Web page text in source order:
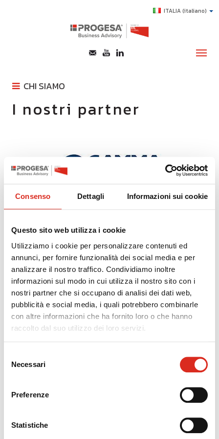
Consenso Dettagli Informazioni sui cookie
Questo sito web utilizza i cookie
Utilizziamo i cookie per personalizzare contenuti ed
annunci, per fornire funzionalità dei social media e per
analizzare il nostro traffico. Condividiamo inoltre
informazioni sul modo in cui utilizza il nostro sito con i
nostri partner che si occupano di analisi dei dati web,
pubblicità e social media, i quali potrebbero combinarle
con altre informazioni che ha fornito loro o che hanno
raccolto dal suo utilizzo dei loro servizi.
delNecessari
Preferenze
Statistiche
ITALIA(italiano)
SERVIZI
E-LEARNING
SUCCESS STORY
CHI SIAMO
LA NOSTRA STORIA
ETL GLOBAL
HANNO SCELTO PROGESA
BROCHURE
I nostri partner
Gamma Servizi
Il nostro partner strategico per quanto riguardano le
opportunità di accesso a finanziamenti e sgravi fiscali
nel campo della formazione e della ricerca, L'unione
delle partnership tra Progesa e Gamma Servizi ha
portato alla creazione diUpgate